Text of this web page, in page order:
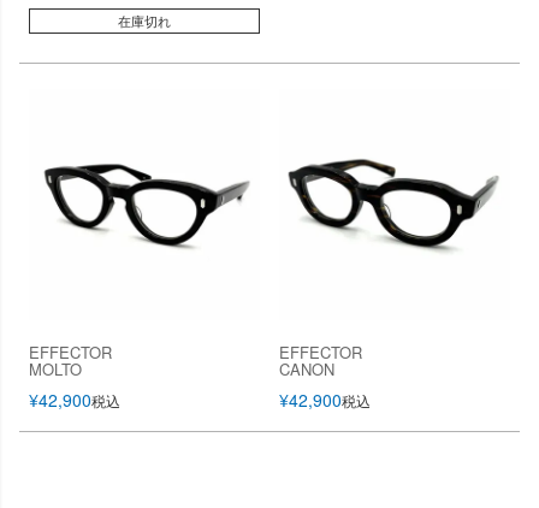
在庫切れ
EFFECTOR
MOLTO
¥42,900税込
EFFECTOR
CANON
¥42,900税込